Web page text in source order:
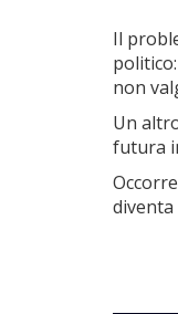
Il
non
Un
futura